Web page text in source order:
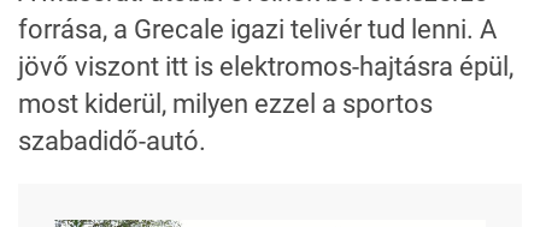
forrása, a Grecale igazi telivér tud lenni. A
jövő viszont itt is elektromos-hajtásra épül,
most kiderül, milyen ezzel a sportos
szabadidő-autó.